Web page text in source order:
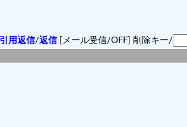
引用返信/返信[メール受信/OFF] 削除キー/